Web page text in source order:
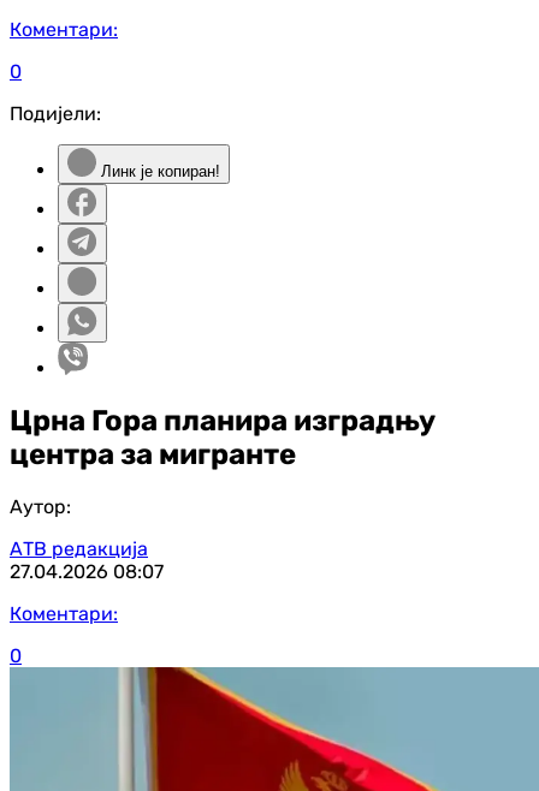
Коментари:
0
Подијели:
Линк је копиран!
Црна Гора планира изградњу
центра за мигранте
Аутор:
АТВ редакција
27.04.2026 08:07
Коментари:
0